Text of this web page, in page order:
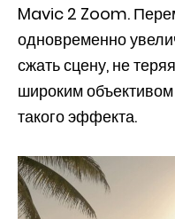
Mavic 2 Zoom.
одновременно
сжать сцену, не
широким
такого эффекта.